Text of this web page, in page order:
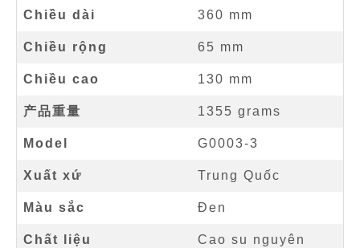
Chiều dài 360 mm
Chiều rộng 65 mm
Chiều cao 130 mm
产品重量 1355 grams
Model G0003-3
Xuất xứ Trung Quốc
Màu sắc Đen
Chất liệu
Cao su nguyên